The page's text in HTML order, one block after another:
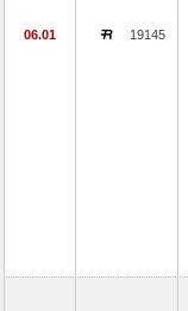
06.01 19145